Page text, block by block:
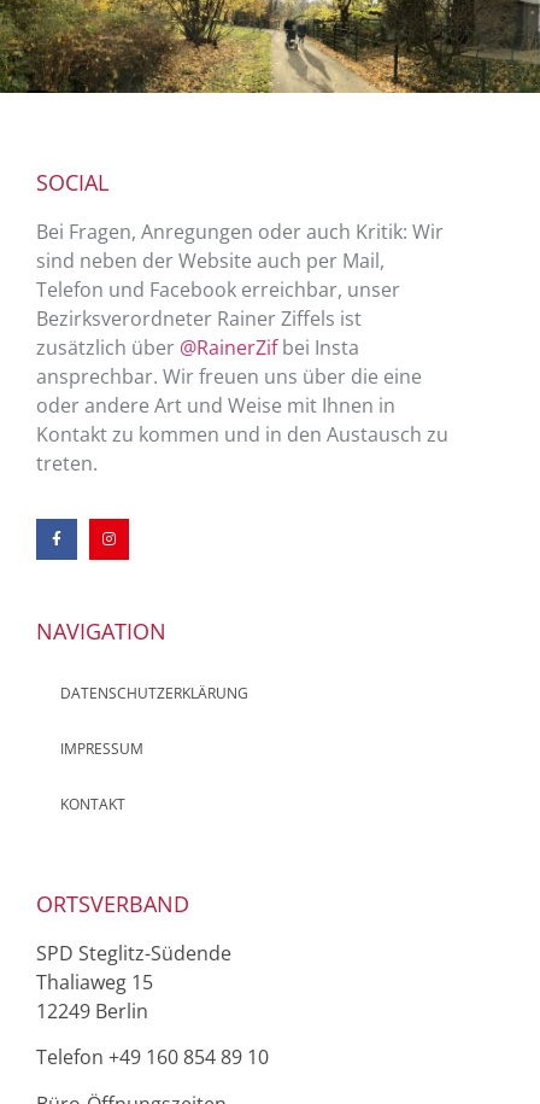
SOCIAL
Bei Fragen, Anregungen oder auch Kritik: Wir
sind neben der Website auch per Mail,
Telefon und Facebook erreichbar, unser
Bezirksverordneter Rainer Ziffels ist
zusätzlich über @RainerZifbei Insta
ansprechbar. Wir freuen uns über die eine
oder andere Art und Weise mit Ihnen in
Kontakt zu kommen und in den Austausch zu
treten.
NAVIGATION
DATENSCHUTZERKLÄRUNG
IMPRESSUM
KONTAKT
ORTSVERBAND
SPD Steglitz-Südende
Thaliaweg 15
12249 Berlin
Telefon ‭+49 160 854 89 10‬